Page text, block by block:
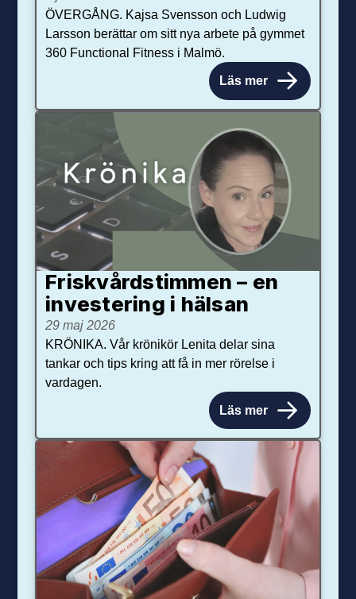
ÖVERGÅNG. Kajsa Svensson och Ludwig
Larsson berättar om sitt nya arbete på gymmet
360 Functional Fitness i Malmö.
Läs mer
Friskvårdstimmen – en
investering i hälsan
29 maj 2026
KRÖNIKA. Vår krönikör Lenita delar sina
tankar och tips kring att få in mer rörelse i
vardagen.
Läs mer